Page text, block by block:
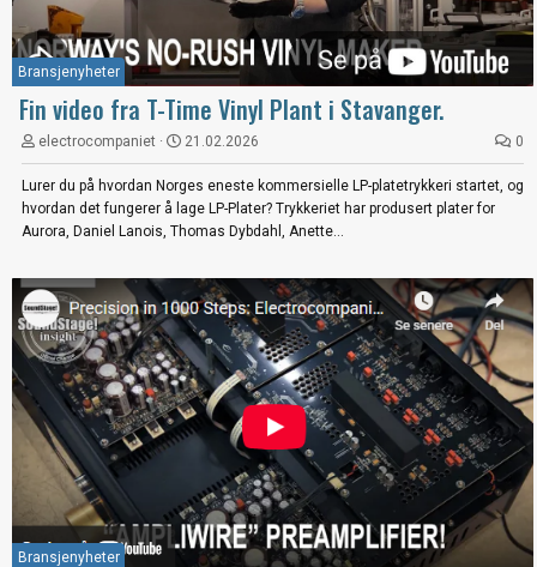
Bransjenyheter
Fin video fra T-Time Vinyl Plant i Stavanger.
electrocompaniet 21.02.2026 0
Lurer du på hvordan Norges eneste kommersielle LP-platetrykkeri startet, og
hvordan det fungerer å lage LP-Plater? Trykkeriet har produsert plater for
Aurora, Daniel Lanois, Thomas Dybdahl, Anette...
Bransjenyheter